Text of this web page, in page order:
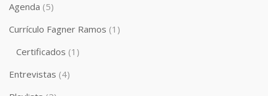
Agenda (5)
Currículo Fagner Ramos (1)
Certificados (1)
Entrevistas (4)